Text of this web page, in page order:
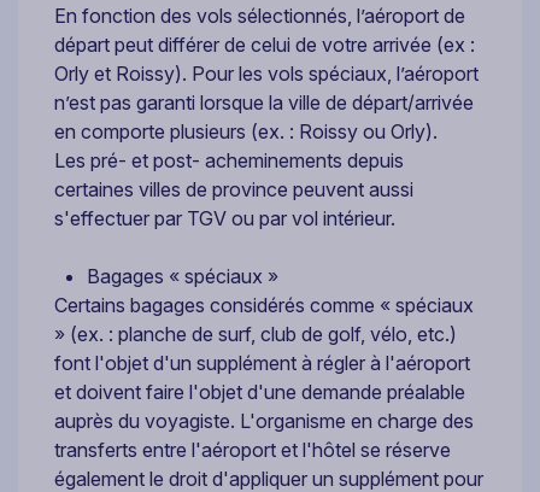
En fonction des vols sélectionnés, l’aéroport de
départ peut différer de celui de votre arrivée (ex :
Orly et Roissy). Pour les vols spéciaux, l’aéroport
n’est pas garanti lorsque la ville de départ/arrivée
en comporte plusieurs (ex. : Roissy ou Orly).
Les pré- et post- acheminements depuis
certaines villes de province peuvent aussi
s'effectuer par TGV ou par vol intérieur.
Bagages « spéciaux »
Certains bagages considérés comme « spéciaux
» (ex. : planche de surf, club de golf, vélo, etc.)
font l'objet d'un supplément à régler à l'aéroport
et doivent faire l'objet d'une demande préalable
auprès du voyagiste. L'organisme en charge des
transferts entre l'aéroport et l'hôtel se réserve
également le droit d'appliquer un supplément pour